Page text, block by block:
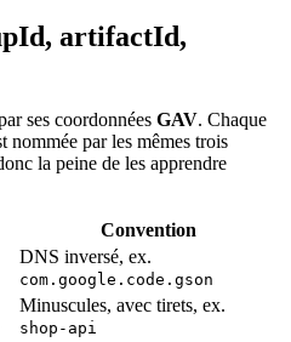
artifactId,
ses coordonnées GAV. Chaque
nommée par les mêmes trois
la peine de les apprendre
Convention
DNS inversé, ex.
com.google.code.gson
Minuscules, avec tirets, ex.
shop-api